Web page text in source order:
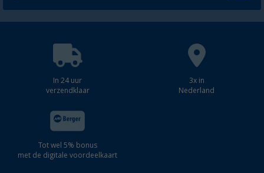
In 24 uur
verzendklaar
3x in
Nederland
Tot wel 5% bonus
met de digitale voordeelkaart